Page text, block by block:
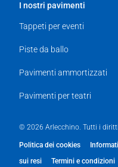
I nostri pavimenti
Tappeti per eventi
Piste da ballo
Pavimenti ammortizzati
Pavimenti per teatri
© 2026 Arlecchino. Tutti i
Politica dei cookies
sui resi
Termini e condizioni